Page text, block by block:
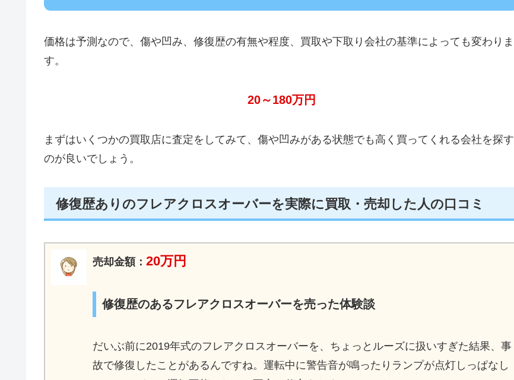
価格は予測なので、傷や凹み、修復歴の有無や程度、買取や下取り会社の基準によっても変わりま
す。
20～180万円
まずはいくつかの買取店に査定をしてみて、傷や凹みがある状態でも高く買ってくれる会社を探す
のが良いでしょう。
修復歴ありのフレアクロスオーバーを実際に買取・売却した人の口コミ
売却金額： 20万円
修復歴のあるフレアクロスオーバーを売った体験談
だいぶ前に2019年式のフレアクロスオーバーを、ちょっとルーズに扱いすぎた結果、事
故で修復したことがあるんですね。運転中に警告音が鳴ったりランプが点灯しっぱなし